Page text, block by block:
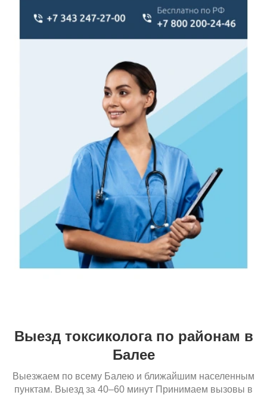
Выезд токсиколога по районам в
Балее
Выезжаем по всему Балею и ближайшим населенным
пунктам. Выезд за 40–60 минут Принимаем вызовы в